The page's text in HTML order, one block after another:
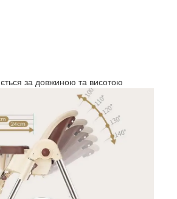
за довжиною та висотою